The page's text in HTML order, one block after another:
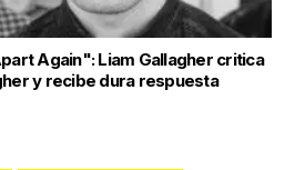
Again": Liam Gallagher critica
y recibe dura respuesta